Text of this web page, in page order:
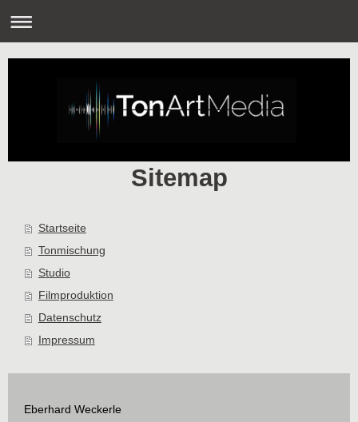
Sitemap
Startseite
Tonmischung
Studio
Filmproduktion
Datenschutz
Impressum
Eberhard Weckerle